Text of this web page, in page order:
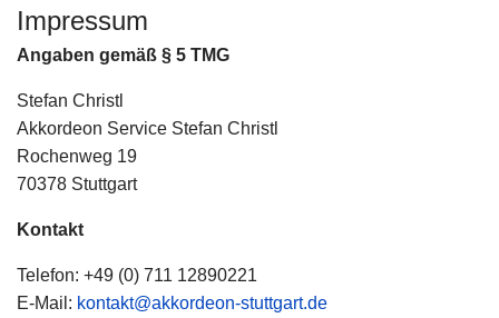
Impressum
Angaben gemäß § 5 TMG
Stefan Christl
Akkordeon Service Stefan Christl
Rochenweg 19
70378 Stuttgart
Kontakt
Telefon: +49 (0) 711 12890221
E-Mail: kontakt@akkordeon-stuttgart.de